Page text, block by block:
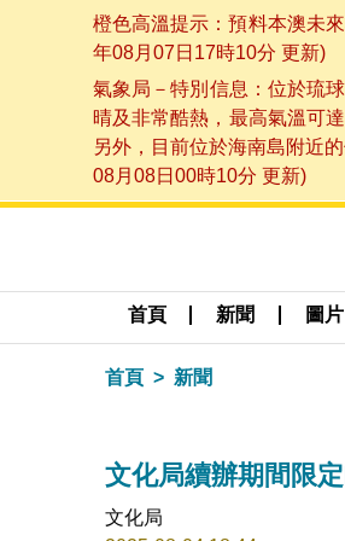
橙色高溫提示：預料本澳未
年08月07日17時10分 更新)
氣象局－特別信息：位於琉
晴及非常酷熱，最高氣溫可
另外，目前位於海南島附近
08月08日00時10分 更新)
首頁 新聞 圖片
首頁 新聞
文化局續辦期間限
文化局